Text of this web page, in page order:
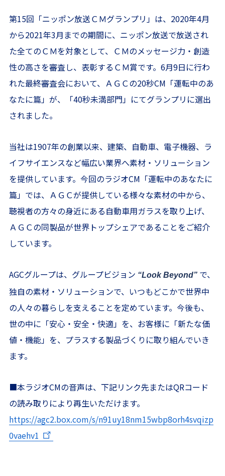
第15回「ニッポン放送ＣＭグランプリ」は、2020年4月
から2021年3月までの期間に、ニッポン放送で放送され
た全てのＣＭを対象として、ＣＭのメッセージ力・創造
性の高さを審査し、表彰するＣＭ賞です。6月9日に行わ
れた最終審査会において、ＡＧＣの20秒CM「運転中のあ
なたに篇」が、「40秒未満部門」にてグランプリに選出
されました。
当社は1907年の創業以来、建築、自動車、電子機器、ラ
イフサイエンスなど幅広い業界へ素材・ソリューション
を提供しています。今回のラジオCM「運転中のあなたに
篇」では、ＡＧＣが提供している様々な素材の中から、
聴視者の方々の身近にある自動車用ガラスを取り上げ、
ＡＧＣの同製品が世界トップシェアであることをご紹介
しています。
AGCグループは、グループビジョン “Look Beyond”で、
独自の素材・ソリューションで、いつもどこかで世界中
の人々の暮らしを支えることを定めています。今後も、
世の中に「安心・安全・快適」を、お客様に「新たな価
値・機能」を、プラスする製品づくりに取り組んでいき
ます。
■本ラジオCMの音声は、下記リンク先またはQRコード
の読み取りにより再生いただけます。
https://agc2.box.com/s/n91uy18nm15wbp8orh4svqizp
0vaehv1